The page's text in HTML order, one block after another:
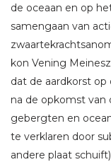
de oceaan en op
samengaan van
kon Vening
dat de aardkorst
na de opkomst van
gebergten en
te verklaren door
andere plaat